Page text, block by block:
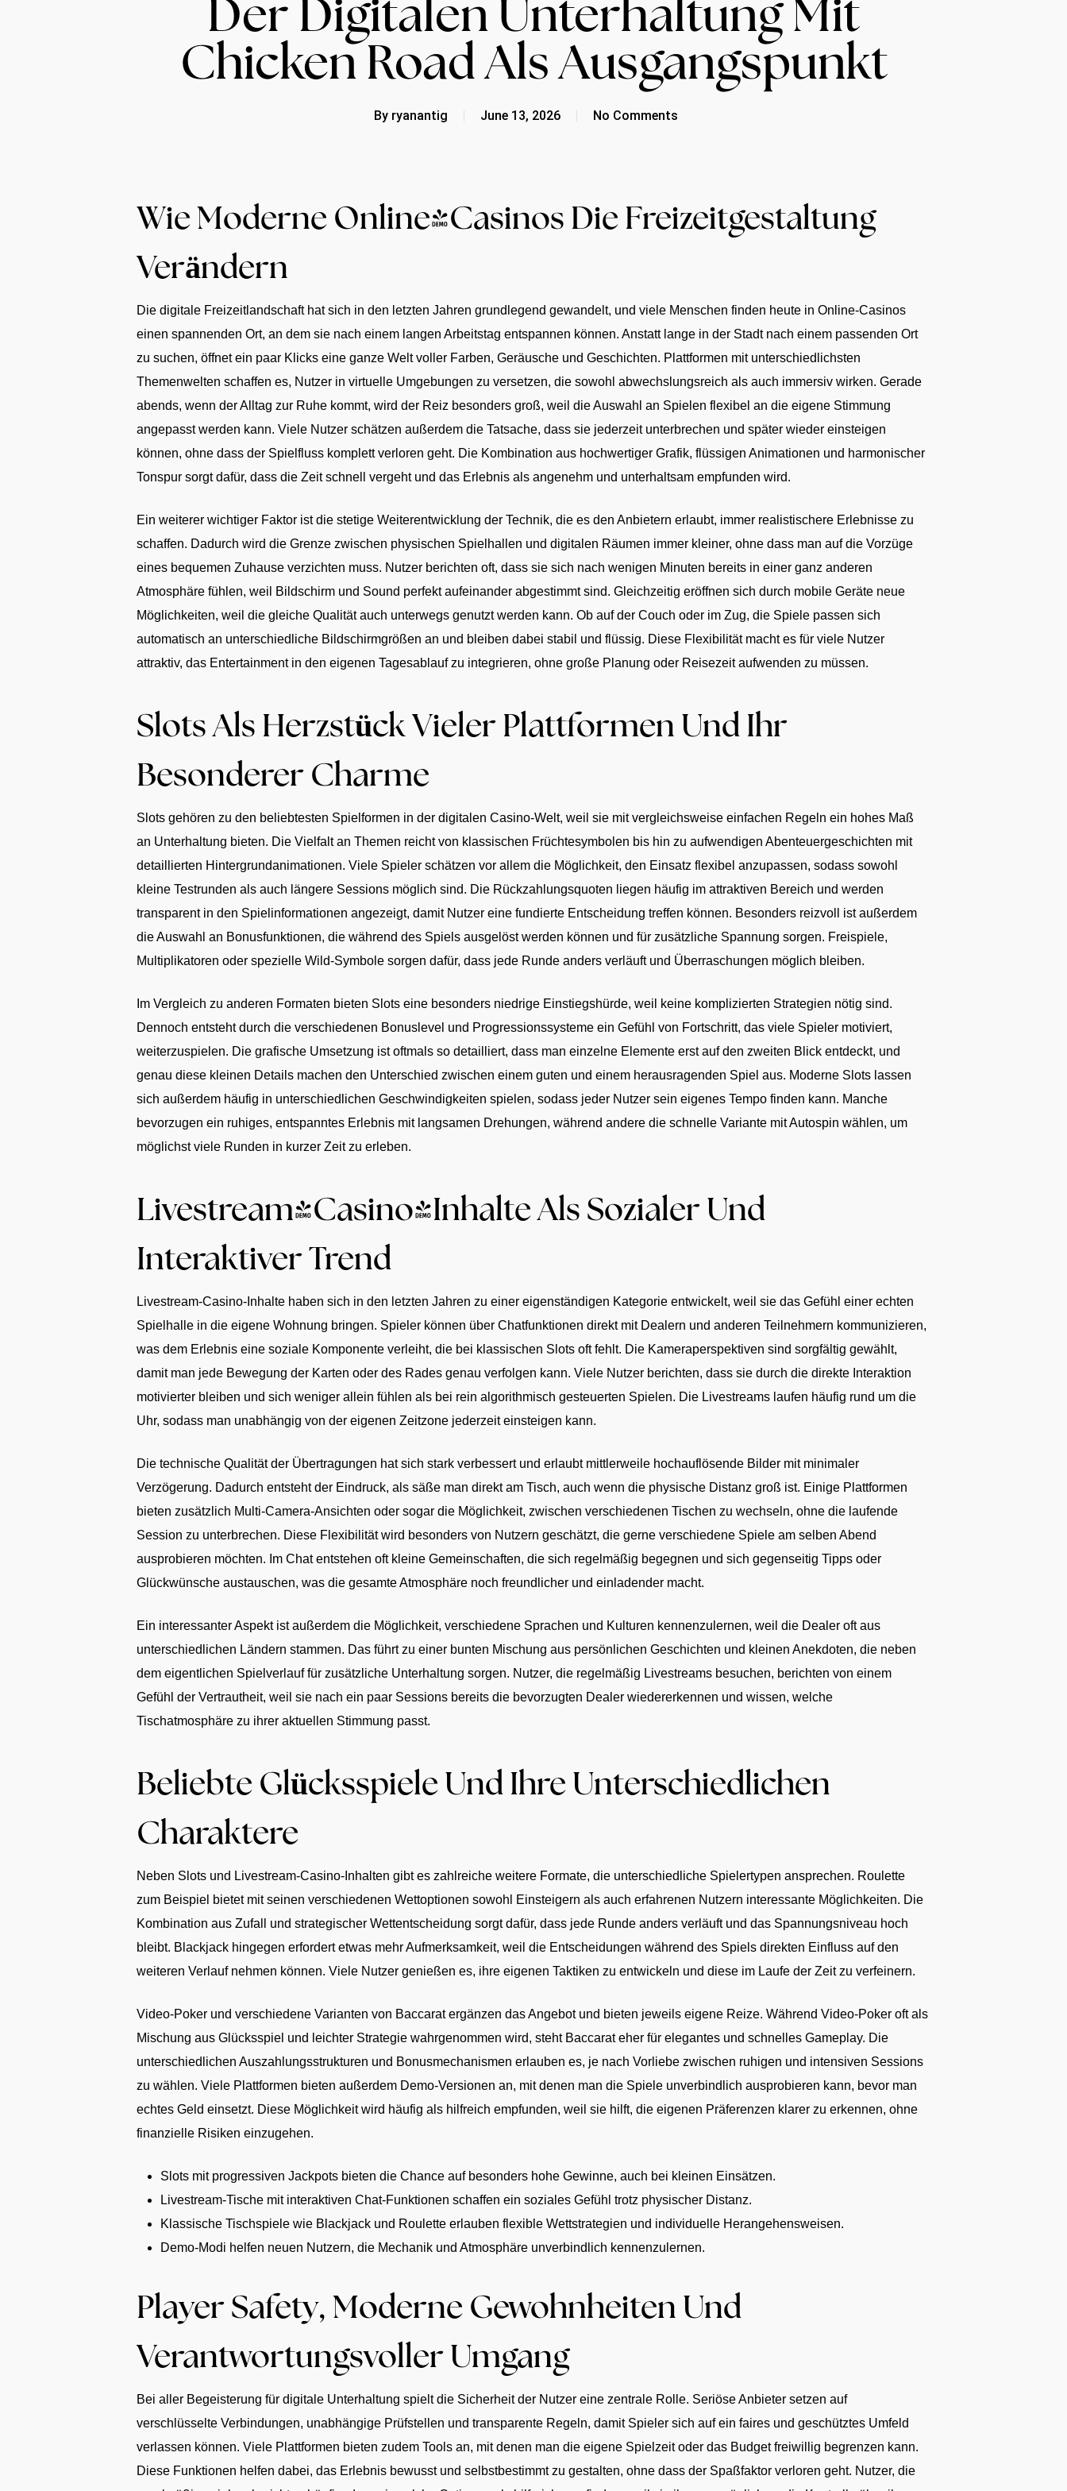
Der Digitalen Unterhaltung Mit
Chicken Road Als Ausgangspunkt
By ryanantig June 13, 2026 No Comments
Wie Moderne Online-Casinos Die Freizeitgestaltung
Verändern
Die digitale Freizeitlandschaft hat sich in den letzten Jahren grundlegend gewandelt, und viele Menschen finden heute in Online-Casinos
einen spannenden Ort, an dem sie nach einem langen Arbeitstag entspannen können. Anstatt lange in der Stadt nach einem passenden Ort
zu suchen, öffnet ein paar Klicks eine ganze Welt voller Farben, Geräusche und Geschichten. Plattformen mit unterschiedlichsten
Themenwelten schaffen es, Nutzer in virtuelle Umgebungen zu versetzen, die sowohl abwechslungsreich als auch immersiv wirken. Gerade
abends, wenn der Alltag zur Ruhe kommt, wird der Reiz besonders groß, weil die Auswahl an Spielen flexibel an die eigene Stimmung
angepasst werden kann. Viele Nutzer schätzen außerdem die Tatsache, dass sie jederzeit unterbrechen und später wieder einsteigen
können, ohne dass der Spielfluss komplett verloren geht. Die Kombination aus hochwertiger Grafik, flüssigen Animationen und harmonischer
Tonspur sorgt dafür, dass die Zeit schnell vergeht und das Erlebnis als angenehm und unterhaltsam empfunden wird.
Ein weiterer wichtiger Faktor ist die stetige Weiterentwicklung der Technik, die es den Anbietern erlaubt, immer realistischere Erlebnisse zu
schaffen. Dadurch wird die Grenze zwischen physischen Spielhallen und digitalen Räumen immer kleiner, ohne dass man auf die Vorzüge
eines bequemen Zuhause verzichten muss. Nutzer berichten oft, dass sie sich nach wenigen Minuten bereits in einer ganz anderen
Atmosphäre fühlen, weil Bildschirm und Sound perfekt aufeinander abgestimmt sind. Gleichzeitig eröffnen sich durch mobile Geräte neue
Möglichkeiten, weil die gleiche Qualität auch unterwegs genutzt werden kann. Ob auf der Couch oder im Zug, die Spiele passen sich
automatisch an unterschiedliche Bildschirmgrößen an und bleiben dabei stabil und flüssig. Diese Flexibilität macht es für viele Nutzer
attraktiv, das Entertainment in den eigenen Tagesablauf zu integrieren, ohne große Planung oder Reisezeit aufwenden zu müssen.
Slots Als Herzstück Vieler Plattformen Und Ihr
Besonderer Charme
Slots gehören zu den beliebtesten Spielformen in der digitalen Casino-Welt, weil sie mit vergleichsweise einfachen Regeln ein hohes Maß
an Unterhaltung bieten. Die Vielfalt an Themen reicht von klassischen Früchtesymbolen bis hin zu aufwendigen Abenteuergeschichten mit
detaillierten Hintergrundanimationen. Viele Spieler schätzen vor allem die Möglichkeit, den Einsatz flexibel anzupassen, sodass sowohl
kleine Testrunden als auch längere Sessions möglich sind. Die Rückzahlungsquoten liegen häufig im attraktiven Bereich und werden
transparent in den Spielinformationen angezeigt, damit Nutzer eine fundierte Entscheidung treffen können. Besonders reizvoll ist außerdem
die Auswahl an Bonusfunktionen, die während des Spiels ausgelöst werden können und für zusätzliche Spannung sorgen. Freispiele,
Multiplikatoren oder spezielle Wild-Symbole sorgen dafür, dass jede Runde anders verläuft und Überraschungen möglich bleiben.
Im Vergleich zu anderen Formaten bieten Slots eine besonders niedrige Einstiegshürde, weil keine komplizierten Strategien nötig sind.
Dennoch entsteht durch die verschiedenen Bonuslevel und Progressionssysteme ein Gefühl von Fortschritt, das viele Spieler motiviert,
weiterzuspielen. Die grafische Umsetzung ist oftmals so detailliert, dass man einzelne Elemente erst auf den zweiten Blick entdeckt, und
genau diese kleinen Details machen den Unterschied zwischen einem guten und einem herausragenden Spiel aus. Moderne Slots lassen
sich außerdem häufig in unterschiedlichen Geschwindigkeiten spielen, sodass jeder Nutzer sein eigenes Tempo finden kann. Manche
bevorzugen ein ruhiges, entspanntes Erlebnis mit langsamen Drehungen, während andere die schnelle Variante mit Autospin wählen, um
möglichst viele Runden in kurzer Zeit zu erleben.
Livestream-Casino-Inhalte Als Sozialer Und
Interaktiver Trend
Livestream-Casino-Inhalte haben sich in den letzten Jahren zu einer eigenständigen Kategorie entwickelt, weil sie das Gefühl einer echten
Spielhalle in die eigene Wohnung bringen. Spieler können über Chatfunktionen direkt mit Dealern und anderen Teilnehmern kommunizieren,
was dem Erlebnis eine soziale Komponente verleiht, die bei klassischen Slots oft fehlt. Die Kameraperspektiven sind sorgfältig gewählt,
damit man jede Bewegung der Karten oder des Rades genau verfolgen kann. Viele Nutzer berichten, dass sie durch die direkte Interaktion
motivierter bleiben und sich weniger allein fühlen als bei rein algorithmisch gesteuerten Spielen. Die Livestreams laufen häufig rund um die
Uhr, sodass man unabhängig von der eigenen Zeitzone jederzeit einsteigen kann.
Die technische Qualität der Übertragungen hat sich stark verbessert und erlaubt mittlerweile hochauflösende Bilder mit minimaler
Verzögerung. Dadurch entsteht der Eindruck, als säße man direkt am Tisch, auch wenn die physische Distanz groß ist. Einige Plattformen
bieten zusätzlich Multi-Camera-Ansichten oder sogar die Möglichkeit, zwischen verschiedenen Tischen zu wechseln, ohne die laufende
Session zu unterbrechen. Diese Flexibilität wird besonders von Nutzern geschätzt, die gerne verschiedene Spiele am selben Abend
ausprobieren möchten. Im Chat entstehen oft kleine Gemeinschaften, die sich regelmäßig begegnen und sich gegenseitig Tipps oder
Glückwünsche austauschen, was die gesamte Atmosphäre noch freundlicher und einladender macht.
Ein interessanter Aspekt ist außerdem die Möglichkeit, verschiedene Sprachen und Kulturen kennenzulernen, weil die Dealer oft aus
unterschiedlichen Ländern stammen. Das führt zu einer bunten Mischung aus persönlichen Geschichten und kleinen Anekdoten, die neben
dem eigentlichen Spielverlauf für zusätzliche Unterhaltung sorgen. Nutzer, die regelmäßig Livestreams besuchen, berichten von einem
Gefühl der Vertrautheit, weil sie nach ein paar Sessions bereits die bevorzugten Dealer wiedererkennen und wissen, welche
Tischatmosphäre zu ihrer aktuellen Stimmung passt.
Beliebte Glücksspiele Und Ihre Unterschiedlichen
Charaktere
Neben Slots und Livestream-Casino-Inhalten gibt es zahlreiche weitere Formate, die unterschiedliche Spielertypen ansprechen. Roulette
zum Beispiel bietet mit seinen verschiedenen Wettoptionen sowohl Einsteigern als auch erfahrenen Nutzern interessante Möglichkeiten. Die
Kombination aus Zufall und strategischer Wettentscheidung sorgt dafür, dass jede Runde anders verläuft und das Spannungsniveau hoch
bleibt. Blackjack hingegen erfordert etwas mehr Aufmerksamkeit, weil die Entscheidungen während des Spiels direkten Einfluss auf den
weiteren Verlauf nehmen können. Viele Nutzer genießen es, ihre eigenen Taktiken zu entwickeln und diese im Laufe der Zeit zu verfeinern.
Video-Poker und verschiedene Varianten von Baccarat ergänzen das Angebot und bieten jeweils eigene Reize. Während Video-Poker oft als
Mischung aus Glücksspiel und leichter Strategie wahrgenommen wird, steht Baccarat eher für elegantes und schnelles Gameplay. Die
unterschiedlichen Auszahlungsstrukturen und Bonusmechanismen erlauben es, je nach Vorliebe zwischen ruhigen und intensiven Sessions
zu wählen. Viele Plattformen bieten außerdem Demo-Versionen an, mit denen man die Spiele unverbindlich ausprobieren kann, bevor man
echtes Geld einsetzt. Diese Möglichkeit wird häufig als hilfreich empfunden, weil sie hilft, die eigenen Präferenzen klarer zu erkennen, ohne
finanzielle Risiken einzugehen.
Slots mit progressiven Jackpots bieten die Chance auf besonders hohe Gewinne, auch bei kleinen Einsätzen.
Livestream-Tische mit interaktiven Chat-Funktionen schaffen ein soziales Gefühl trotz physischer Distanz.
Klassische Tischspiele wie Blackjack und Roulette erlauben flexible Wettstrategien und individuelle Herangehensweisen.
Demo-Modi helfen neuen Nutzern, die Mechanik und Atmosphäre unverbindlich kennenzulernen.
Player Safety, Moderne Gewohnheiten Und
Verantwortungsvoller Umgang
Bei aller Begeisterung für digitale Unterhaltung spielt die Sicherheit der Nutzer eine zentrale Rolle. Seriöse Anbieter setzen auf
verschlüsselte Verbindungen, unabhängige Prüfstellen und transparente Regeln, damit Spieler sich auf ein faires und geschütztes Umfeld
verlassen können. Viele Plattformen bieten zudem Tools an, mit denen man die eigene Spielzeit oder das Budget freiwillig begrenzen kann.
Diese Funktionen helfen dabei, das Erlebnis bewusst und selbstbestimmt zu gestalten, ohne dass der Spaßfaktor verloren geht. Nutzer, die